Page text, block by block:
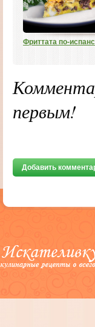
Фриттата по-
первым!
Добавить